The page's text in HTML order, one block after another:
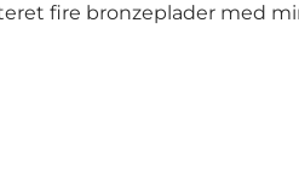
fire bronzeplader med